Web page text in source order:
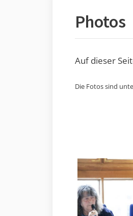
Photos
Auf dieser
Die Fotos sind